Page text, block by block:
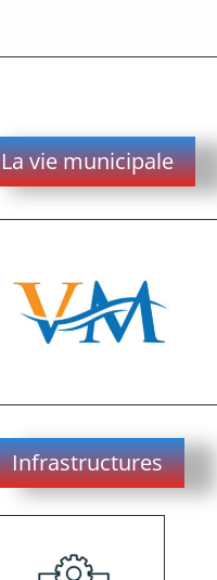
La vie municipale
Infrastructures